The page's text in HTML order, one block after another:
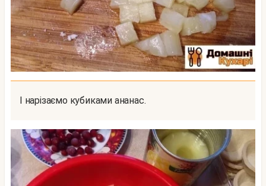
І нарізаємо кубиками ананас.